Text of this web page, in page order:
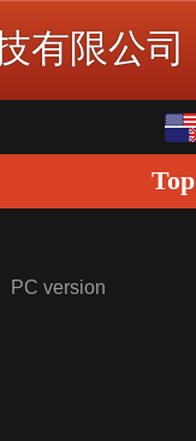
有限公司
Top
PC version